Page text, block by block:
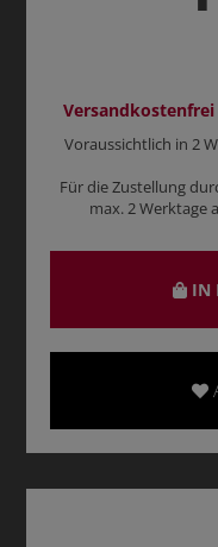
Voraussichtlich in 2
Für die Zustellung
max. 2 Werktage
IN